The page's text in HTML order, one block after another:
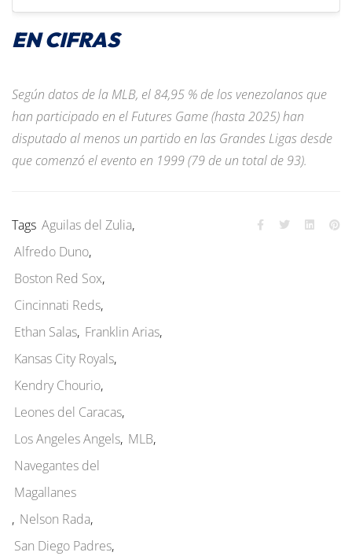
EN CIFRAS
Según datos de la MLB, el 84,95 % de los venezolanos que
han participado en el Futures Game (hasta 2025) han
disputado al menos un partido en las Grandes Ligas desde
que comenzó el evento en 1999 (79 de un total de 93).
Tags Aguilas del Zulia,
Alfredo Duno,
Boston Red Sox,
Cincinnati Reds,
Ethan Salas, Franklin Arias,
Kansas City Royals,
Kendry Chourio,
Leones del Caracas,
Los Angeles Angels, MLB,
Navegantes del
Magallanes
, Nelson Rada,
San Diego Padres,